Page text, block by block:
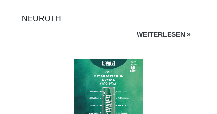
NEUROTH
WEITERLESEN »